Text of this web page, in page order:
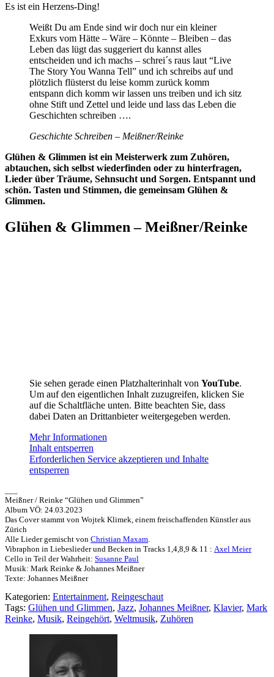
Es ist ein Herzens-Ding!
Weißt Du am Ende sind wir doch nur ein kleiner
Exkurs vom Hätte – Wäre – Könnte – Bleiben – das
Leben das lügt das suggeriert du kannst alles
entscheiden und ich machs – schrei´s raus laut “Live
The Story You Wanna Tell” und ich schreibs auf und
plötzlich flüsterst du leise komm zurück komm
entspann dich komm wir lassen uns treiben und ich sitz
ohne Stift und Zettel und leide und lass das Leben die
Geschichten schreiben ….
Geschichte Schreiben – Meißner/Reinke
Glühen & Glimmen ist ein Meisterwerk zum Zuhören,
abtauchen, sich selbst wiederfinden oder zu hinterfragen,
Lieder über Träume, Sehnsucht und Sorgen. Entspannt und
schön. Tasten und Stimmen, die gemeinsam Glühen &
Glimmen.
Glühen & Glimmen – Meißner/Reinke
Sie sehen gerade einen Platzhalterinhalt von YouTube.
Um auf den eigentlichen Inhalt zuzugreifen, klicken Sie
auf die Schaltfläche unten. Bitte beachten Sie, dass
dabei Daten an Drittanbieter weitergegeben werden.
Mehr Informationen
Inhalt entsperren
Erforderlichen Service akzeptieren und Inhalte
entsperren
Meißner / Reinke “Glühen und Glimmen”
Album VÖ: 24.03.2023
Das Cover stammt von Wojtek Klimek, einem freischaffenden Künstler aus
Zürich
Alle Lieder gemischt von Christian Maxam.
Vibraphon in Liebeslieder und Becken in Tracks 1,4,8,9 & 11 : Axel Meier
Cello in Teil der Wahrheit: Susanne Paul
Musik: Mark Reinke & Johannes Meißner
Texte: Johannes Meißner
Kategorien: Entertainment, Reingeschaut
Tags: Glühen und Glimmen, Jazz, Johannes Meißner, Klavier, Mark
Reinke, Musik, Reingehört, Weltmusik, Zuhören